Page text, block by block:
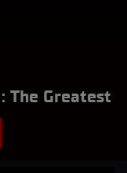
The Greatest